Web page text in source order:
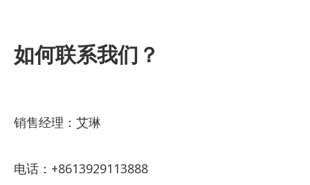
如何联系我们？
销售经理：艾琳
电话：+8613929113888